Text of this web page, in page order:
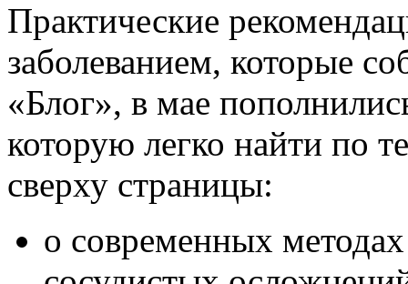
Практические
заболеванием, которые
«Блог», в мае
которую легко найти по
сверху страницы:
о современных